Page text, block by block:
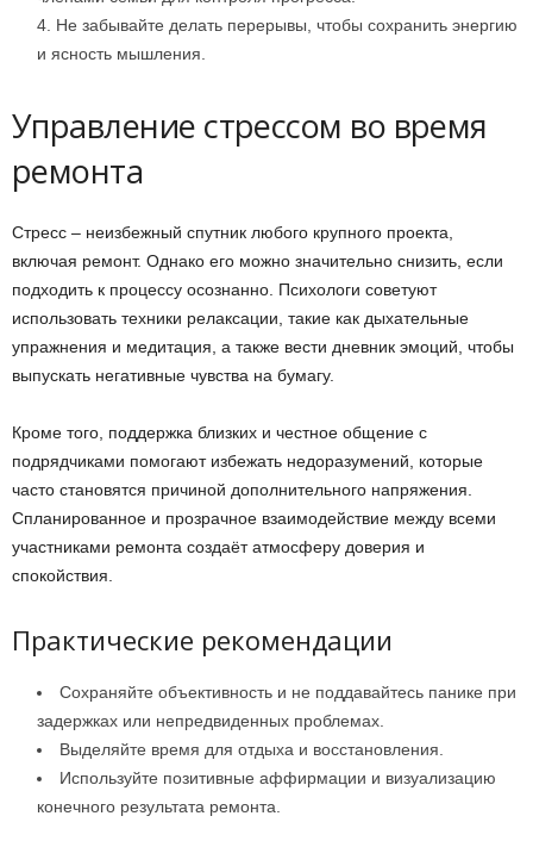
Не забывайте делать перерывы, чтобы сохранить энергию
и ясность мышления.
Управление стрессом во время
ремонта
Стресс – неизбежный спутник любого крупного проекта,
включая ремонт. Однако его можно значительно снизить, если
подходить к процессу осознанно. Психологи советуют
использовать техники релаксации, такие как дыхательные
упражнения и медитация, а также вести дневник эмоций, чтобы
выпускать негативные чувства на бумагу.
Кроме того, поддержка близких и честное общение с
подрядчиками помогают избежать недоразумений, которые
часто становятся причиной дополнительного напряжения.
Спланированное и прозрачное взаимодействие между всеми
участниками ремонта создаёт атмосферу доверия и
спокойствия.
Практические рекомендации
Сохраняйте объективность и не поддавайтесь панике при
задержках или непредвиденных проблемах.
Выделяйте время для отдыха и восстановления.
Используйте позитивные аффирмации и визуализацию
конечного результата ремонта.